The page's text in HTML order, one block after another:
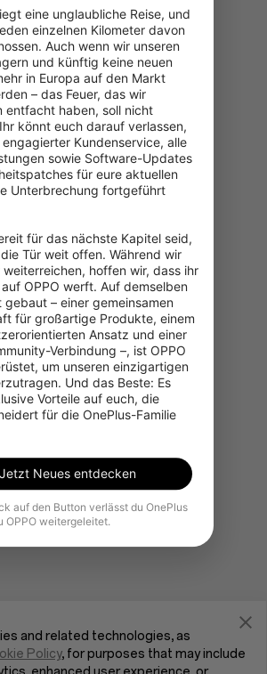
Seite nicht gefunden
die eingegebene URL.
zur OnePlus-Startseite
eine unglaubliche Reise, und
einzelnen Kilometer davon
Auch wenn wir unseren
und künftig keine neuen
in Europa auf den Markt
– das Feuer, das wir
entfacht haben, soll nicht
könnt euch darauf verlassen,
Kundenservice, alle
sowie Software-Updates
für eure aktuellen
Unterbrechung fortgeführt
für das nächste Kapitel seid,
Tür weit offen. Während wir
hoffen wir, dass ihr
OPPO werft. Auf demselben
gebaut – einer gemeinsamen
für großartige Produkte, einem
Ansatz und einer
Verbindung –, ist OPPO
um unseren einzigartigen
Und das Beste: Es
Vorteile auf euch, die
für die OnePlus-Familie
Jetzt Neues entdecken
auf den Button verlässt du OnePlus
OPPO weitergeleitet.
and related technologies, as
Policy, for purposes that may include